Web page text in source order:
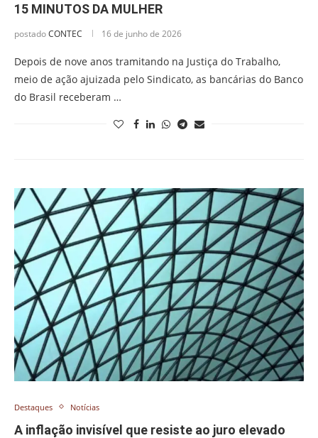
15 MINUTOS DA MULHER
postadoCONTEC 16 de junho de 2026
Depois de nove anos tramitando na Justiça do Trabalho,
meio de ação ajuizada pelo Sindicato, as bancárias do Banco
do Brasil receberam …
Destaques Notícias
A inflação invisível que resiste ao juro elevado